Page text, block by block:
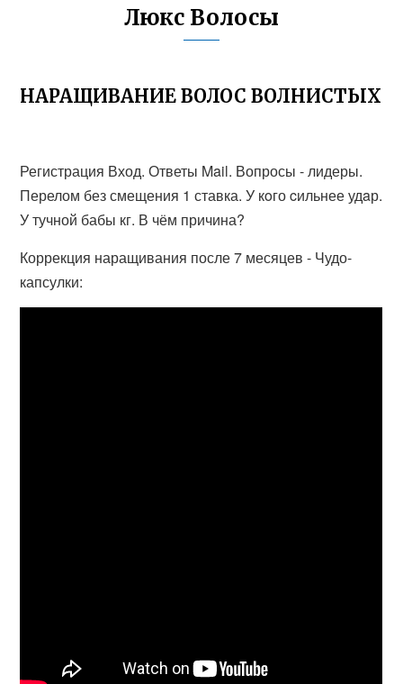
Люкс Волосы
НАРАЩИВАНИЕ ВОЛОС ВОЛНИСТЫХ
Регистрация Вход. Ответы Mail. Вопросы - лидеры.
Перелом без смещения 1 ставка. У кoго cильнее удaр.
У тучной бабы кг. В чём причина?
Коррекция наращивания после 7 месяцев - Чудо-
капсулки: